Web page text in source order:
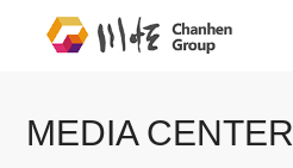
MEDIA CENTER